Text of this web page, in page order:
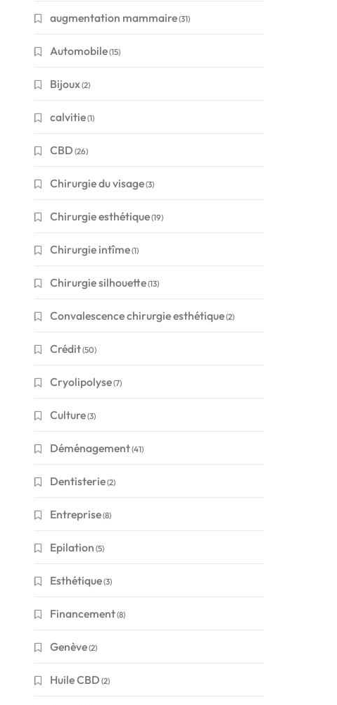
augmentation mammaire(31)
Automobile(15)
Bijoux(2)
calvitie(1)
CBD (26)
Chirurgie du visage(3)
Chirurgie esthétique(19)
Chirurgie intîme(1)
Chirurgie silhouette(13)
Convalescence chirurgie esthétique(2)
Crédit(50)
Cryolipolyse(7)
Culture(3)
Déménagement(41)
Dentisterie(2)
Entreprise(8)
Epilation (5)
Esthétique(3)
Financement(8)
Genève(2)
Huile CBD (2)